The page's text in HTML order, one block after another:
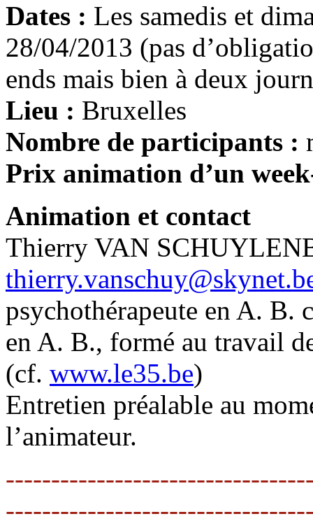
Dates : Les samedis et
28/04/2013 (pas
ends mais bien à deux
Lieu : Bruxelles
Nombre de participants :
Prix animation d’un
Animation et contact
Thierry VAN
psychothérapeute en A. B.
en A. B., formé au travail
(cf. www.le35.be)
Entretien préalable au
l’animateur.